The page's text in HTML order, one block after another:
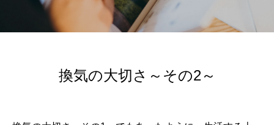
換気の大切さ～その2～